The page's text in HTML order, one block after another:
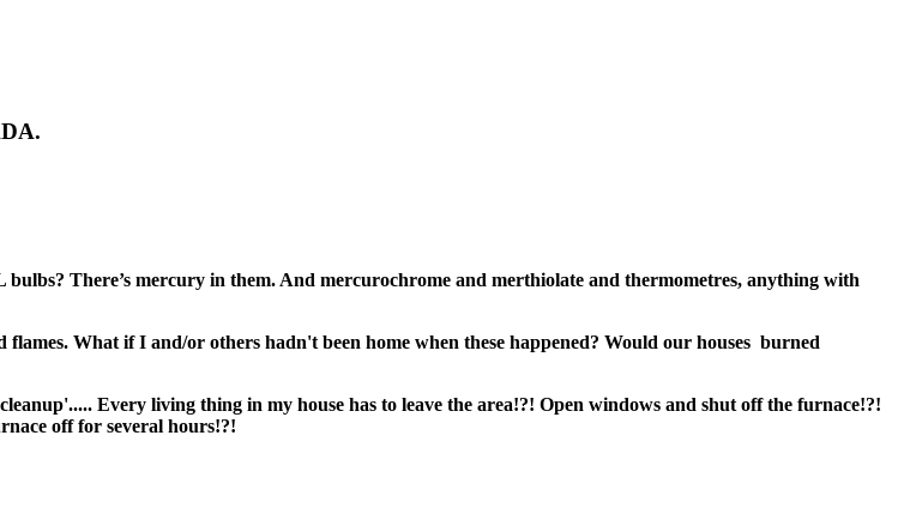
There’s mercury in them. And mercurochrome and merthiolate and thermometres, anything with
flames. What if I and/or others hadn't been home when these happened? Would our houses burned
Every living thing in my house has to leave the area!?! Open windows and shut off the furnace!?!
off for several hours!?!